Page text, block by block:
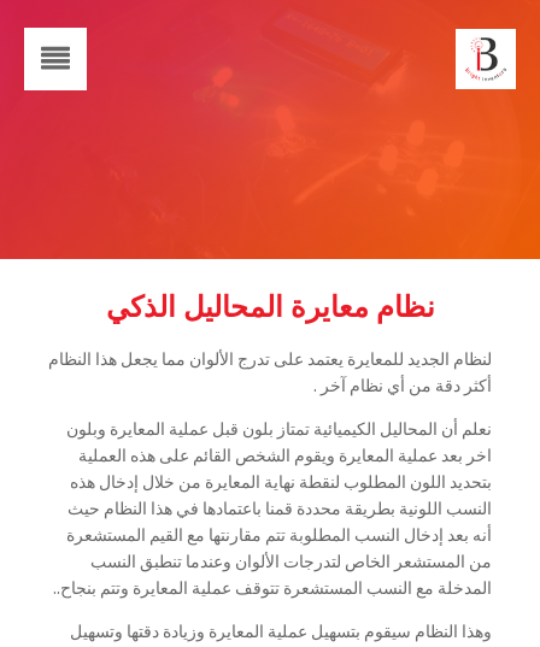
نظام معايرة المحاليل الذكي
لنظام الجديد للمعايرة يعتمد على تدرج الألوان مما يجعل هذا النظام
أكثر دقة من أي نظام آخر .
نعلم أن المحاليل الكيميائية تمتاز بلون قبل عملية المعايرة وبلون
اخر بعد عملية المعايرة ويقوم الشخص القائم على هذه العملية
بتحديد اللون المطلوب لنقطة نهاية المعايرة من خلال إدخال هذه
النسب اللونية بطريقة محددة قمنا باعتمادها في هذا النظام حيث
أنه بعد إدخال النسب المطلوبة تتم مقارنتها مع القيم المستشعرة
من المستشعر الخاص لتدرجات الألوان وعندما تنطبق النسب
المدخلة مع النسب المستشعرة تتوقف عملية المعايرة وتتم بنجاح..
وهذا النظام سيقوم بتسهيل عملية المعايرة وزيادة دقتها وتسهيل